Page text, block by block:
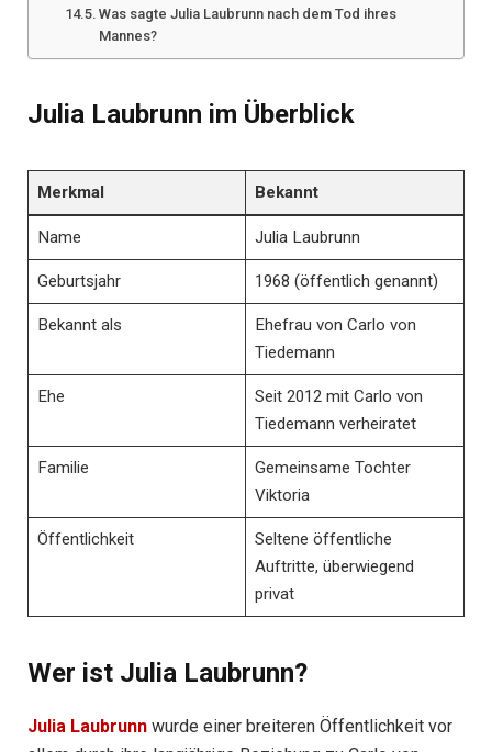
Was sagte Julia Laubrunn nach dem Tod ihres
Mannes?
Julia Laubrunn im Überblick
Merkmal Bekannt
Name Julia Laubrunn
Geburtsjahr 1968 (öffentlich genannt)
Bekannt als
Ehefrau von Carlo von
Tiedemann
Ehe
Seit 2012 mit Carlo von
Tiedemann verheiratet
Familie
Gemeinsame Tochter
Viktoria
Öffentlichkeit
Seltene öffentliche
Auftritte, überwiegend
privat
Wer ist Julia Laubrunn?
Julia Laubrunn wurde einer breiteren Öffentlichkeit vor